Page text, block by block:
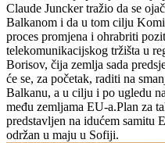
Claude Juncker tražio da se
Balkanom i da u tom cilju
proces promjena i ohrabriti
telekomunikacijskog tržišta u
Borisov, čija zemlja sada
će se, za početak, raditi na
Balkanu, a u cilju i po ugledu
među zemljama EU-a.Plan za
predstavljen na idućem samitu
održan u maju u Sofiji.